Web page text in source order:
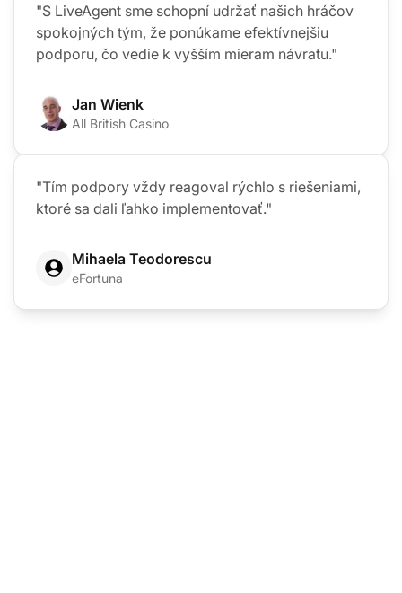
"S LiveAgent sme schopní udržať našich hráčov
spokojných tým, že ponúkame efektívnejšiu
podporu, čo vedie k vyšším mieram návratu."
Jan Wienk
All British Casino
"Tím podpory vždy reagoval rýchlo s riešeniami,
ktoré sa dali ľahko implementovať."
Mihaela Teodorescu
eFortuna